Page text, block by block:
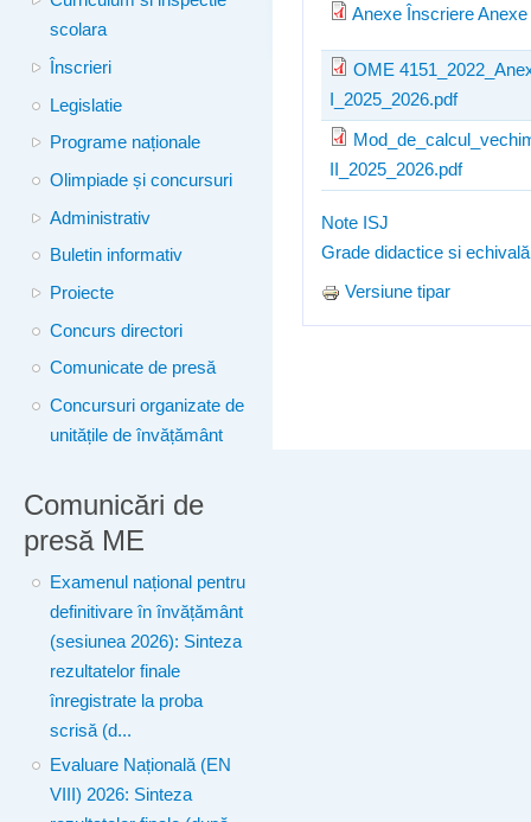
scolara
Înscrieri
Legislatie
Programe naționale
Olimpiade și concursuri
Administrativ
Buletin informativ
Proiecte
Concurs directori
Comunicate de presă
Concursuri organizate de
unitățile de învățământ
Comunicări de
presă ME
Examenul național pentru
definitivare în învățământ
(sesiunea 2026): Sinteza
rezultatelor finale
înregistrate la proba
scrisă (d...
Evaluare Națională (EN
VIII) 2026: Sinteza
Anexe Înscriere
OME
I_2025_2026.pdf
II_2025_2026.pdf
Note ISJ
Grade didactice si
Versiune tipar